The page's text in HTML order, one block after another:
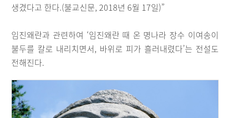
생겼다고 한다.(불교신문, 2018년 6월 17일)”
임진왜란과 관련하여 ‘임진왜란 때 온 명나라 장수 이여송이
불두를 칼로 내리치면서, 바위로 피가 흘러내렸다’는 전설도
전해진다.